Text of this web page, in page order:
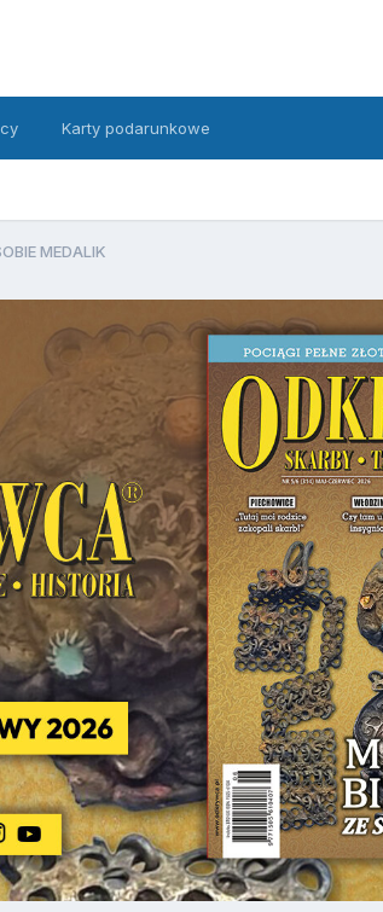
Karty podarunkowe
MEDALIK